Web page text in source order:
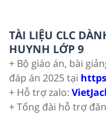
TÀI LIỆU CLC
HUYNH LỚP 9
+ Bộ giáo án, bài
đáp án 2025 tại
+ Hỗ trợ zalo:
+ Tổng đài hỗ trợ